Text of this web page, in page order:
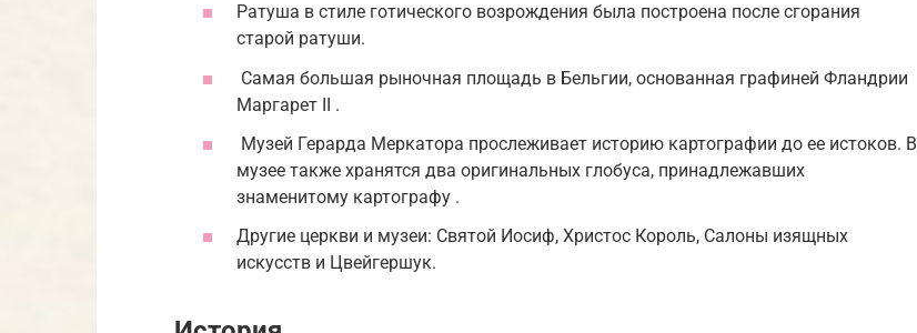
Ратуша в стиле готического возрождения была построена после сгорания
старой ратуши.
Самая большая рыночная площадь в Бельгии, основанная графиней Фландрии
Маргарет II .
Музей Герарда Меркатора прослеживает историю картографии до ее истоков. В
музее также хранятся два оригинальных глобуса, принадлежавших
знаменитому картографу .
Другие церкви и музеи: Святой Иосиф, Христос Король, Салоны изящных
искусств и Цвейгершук.